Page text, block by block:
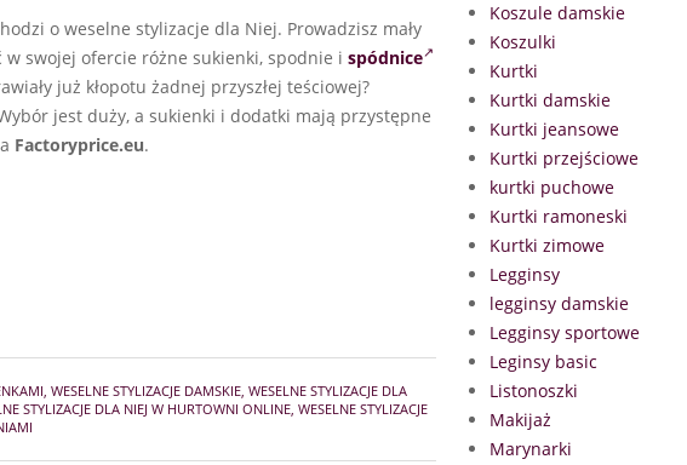
o weselne stylizacje dla Niej. Prowadzisz mały
w swojej ofercie różne sukienki, spodnie i spódnice
już kłopotu żadnej przyszłej teściowej?
jest duży, a sukienki i dodatki mają przystępne
Factoryprice.eu.
, WESELNE STYLIZACJE DAMSKIE, WESELNE STYLIZACJE DLA
STYLIZACJE DLA NIEJ W HURTOWNI ONLINE, WESELNE STYLIZACJE
Koszule damskie
Koszulki
Kurtki
Kurtki damskie
Kurtki jeansowe
Kurtki przejściowe
kurtki puchowe
Kurtki ramoneski
Kurtki zimowe
Legginsy
legginsy damskie
Legginsy sportowe
Leginsy basic
Listonoszki
Makijaż
Marynarki